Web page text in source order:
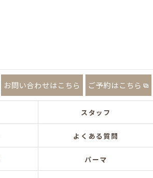
お問い合わせはこちら ご予約はこちら
スタッフ
よくある質問
パーマ